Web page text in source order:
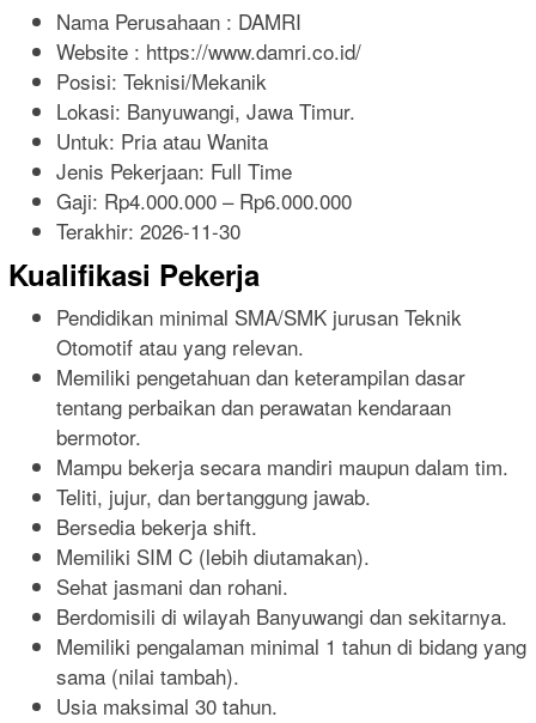
Nama Perusahaan : DAMRI
Website : https://www.damri.co.id/
Posisi: Teknisi/Mekanik
Lokasi: Banyuwangi, Jawa Timur.
Untuk: Pria atau Wanita
Jenis Pekerjaan: Full Time
Gaji: Rp4.000.000 – Rp6.000.000
Terakhir: 2026-11-30
Kualifikasi Pekerja
Pendidikan minimal SMA/SMK jurusan Teknik
Otomotif atau yang relevan.
Memiliki pengetahuan dan keterampilan dasar
tentang perbaikan dan perawatan kendaraan
bermotor.
Mampu bekerja secara mandiri maupun dalam tim.
Teliti, jujur, dan bertanggung jawab.
Bersedia bekerja shift.
Memiliki SIM C (lebih diutamakan).
Sehat jasmani dan rohani.
Berdomisili di wilayah Banyuwangi dan sekitarnya.
Memiliki pengalaman minimal 1 tahun di bidang yang
sama (nilai tambah).
Usia maksimal 30 tahun.